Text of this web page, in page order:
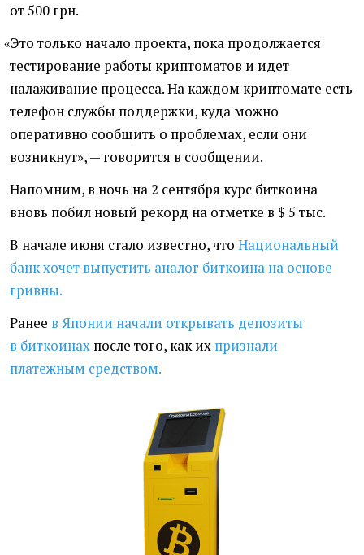
от 500 грн.
«Это только начало проекта, пока продолжается
тестирование работы криптоматов и идет
налаживание процесса. На каждом криптомате есть
телефон службы поддержки, куда можно
оперативно сообщить о проблемах, если они
возникнут», — говорится в сообщении.
Напомним, в ночь на 2 сентября курс биткоина
вновь побил новый рекорд на отметке в $ 5 тыс.
В начале июня стало известно, что Национальный
банк хочет выпустить аналог биткоина на основе
гривны.
Ранее в Японии начали открывать депозиты
в биткоинах после того, как их признали
платежным средством.